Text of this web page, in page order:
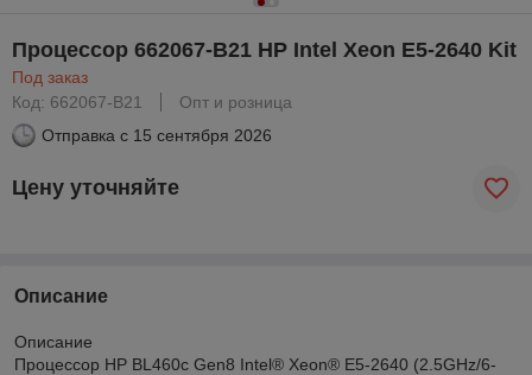
Процессор 662067-B21 HP Intel Xeon E5-2640 Kit
Под заказ
Код: 662067-B21
Опт и розница
Отправка с 15 сентября 2026
Цену уточняйте
Описание
Описание
Процессор HP BL460c Gen8 Intel® Xeon® E5-2640 (2.5GHz/6-